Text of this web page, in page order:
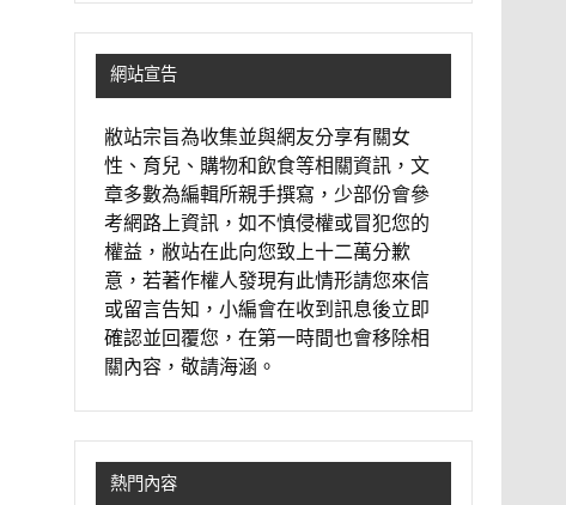
網站宣告
敝站宗旨為收集並與網友分享有關女
性、育兒、購物和飲食等相關資訊，文
章多數為編輯所親手撰寫，少部份會參
考網路上資訊，如不慎侵權或冒犯您的
權益，敝站在此向您致上十二萬分歉
意，若著作權人發現有此情形請您來信
或留言告知，小編會在收到訊息後立即
確認並回覆您，在第一時間也會移除相
關內容，敬請海涵。
熱門內容